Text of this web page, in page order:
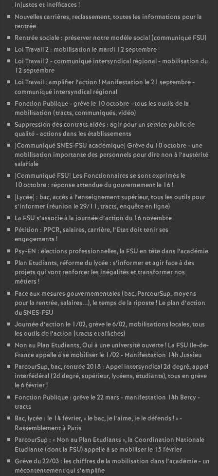
injustes et inefficaces !
Nouvelles carrières, reclassement, toutes les informations pour la
rentrée
Rentrée sociale : préserver notre modèle social (communiqué FSU)
Loi Travail 2 : mobilisation le mardi 12 septembre
Loi Travail 2 - communiqué intersyndical régional - mobilisation du
12 septembre
Loi Travail : amplifier l’action ! Manifestation le 21 septembre -
communiqué intersyndical régional
Fonction Publique - grève le 10 octobre - tous les outils de la
mobilisation (tracts, communiqués, vidéo)
Suppression des contrats aidés : agir pour un service public de
qualité - actions dans les établissements
[Communiqué SNES-FSU académique] Grève du 10 octobre - une
mobilisation importante des personnels pour dire non à l’austérité
salariale
[Communiqué FSU] Les Fonctionnaires se sont exprimés le
10 octobre : réponse attendue du gouvernement le 16!
[Lycée] : bac, accès à l’enseignement supérieur, tous les outils pour
s’informer (réunion le 29/11, tracts, enquête en ligne)
La FSU s’associe à la journée d’action du 16 novembre
Pétition : PPCR, salaires, carrière, l’Etat doit tenir ses
engagements !
Psy-EN : élections professionnelles, la FSU en tête dans l’académie
Plan Etudiants, réforme du lycée : s’informer et agir face à des
projets qui vont renforcer les inégalités et transformer nos
métiers !
Face aux mesures gouvernementales (bac, ParcourSup, moyens
pour la rentrée, salaires...), le temps de la riposte! Le plan d’action
du SNES-FSU
Journée d’action le 1/02, grève le 6/02, mobilisations locales, tous
les outils de l’action (tracts et affiches)
Non au Plan Etudiants, Oui à une université ouverte! La FSU Ile-de-
France appelle à se mobiliser le 1/02 - Manifestation 14h Jussieu
ParcourSup, bac, rentrée 2018 : Appel intersyndical 2d degré, appel
interfédéral (2d degré, supérieur, lycéens, étudiants), tous en grève
le 6 février!
Fonction Publique : grève le 22 mars - manifestation 14h Bercy -
tracts
Bac, lycée : le 14 février, « le bac, je l’aime, je le défends !» -
Rassemblement à Paris
ParcourSup : « Non au Plan Etudiants », la Coordination Nationale
Etudiante (dont la FSU) appelle à se mobiliser le 15 février
Grève du 22/03 : les chiffres de la mobilisation dans l’académie - un
mécontentement qui s’amplifie